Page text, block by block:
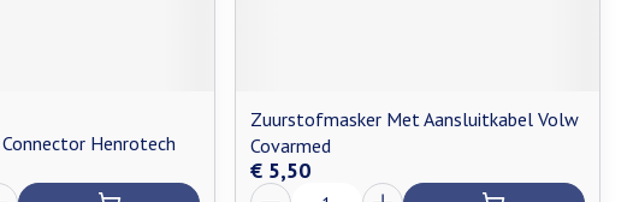
Henrotech
Zuurstofmasker Met Aansluitkabel Volw
Covarmed
€ 5,50
Aantal